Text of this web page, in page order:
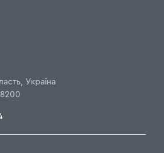
Україна